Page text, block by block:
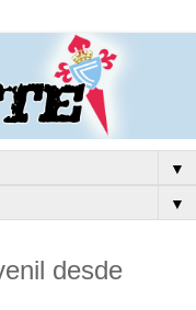
▼
▼
desde